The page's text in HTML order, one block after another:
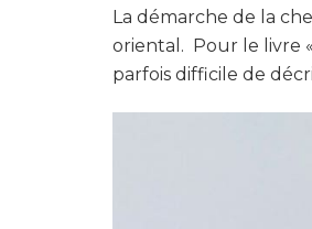
La démarche de la
oriental. Pour le livre
parfois difficile de